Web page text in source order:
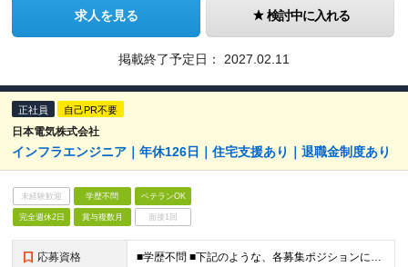
求人を見る 検討中に入れる
掲載終了予定日： 2027.02.11
正社員 自己PR不要
日本電気株式会社
インフラエンジニア｜年休126日｜住宅支援あり｜退職金制度あり
未経験歓迎 学歴不問 ベテランOK
完全週休2日 賞与複数月 面接1回
応募資格 ■学歴不問 ■下記のような、各募集ポジションにおいて何らかの知識・経験がある方 ・インフラ基盤の「設計、構築・設定、テスト、リリース」の経験を計5年以上有すること（5年の内、AWSを3年以上有するこ